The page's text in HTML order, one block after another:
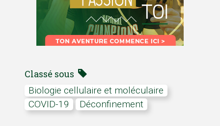
Classé sous
Biologie cellulaire et moléculaire
COVID-19
déconfinement